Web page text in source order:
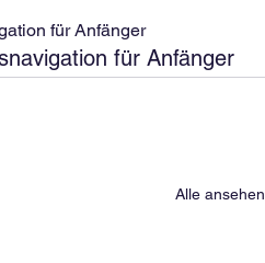
für Anfänger
für Anfänger
Alle ansehen